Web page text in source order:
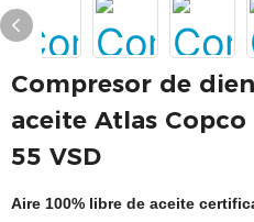
Compresor de
aceite Atlas Copco
55 VSD
Aire 100% libre de aceite